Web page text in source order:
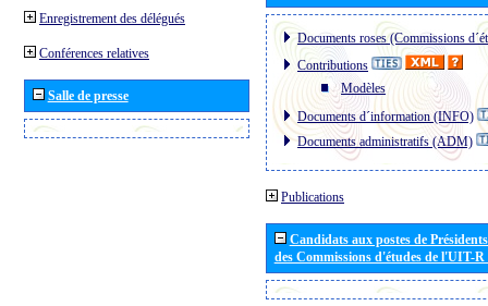
Enregistrement des délégués
Conférences relatives
Salle de presse
Documents roses (Commissions
Contributions
Modèles
Documents d´information (INFO)
Documents administratifs (ADM)
Publications
Candidats aux postes de
des Commissions d'études de l'UIT-